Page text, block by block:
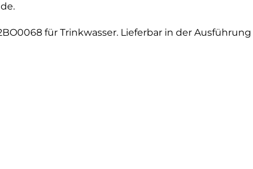
für Trinkwasser. Lieferbar in der